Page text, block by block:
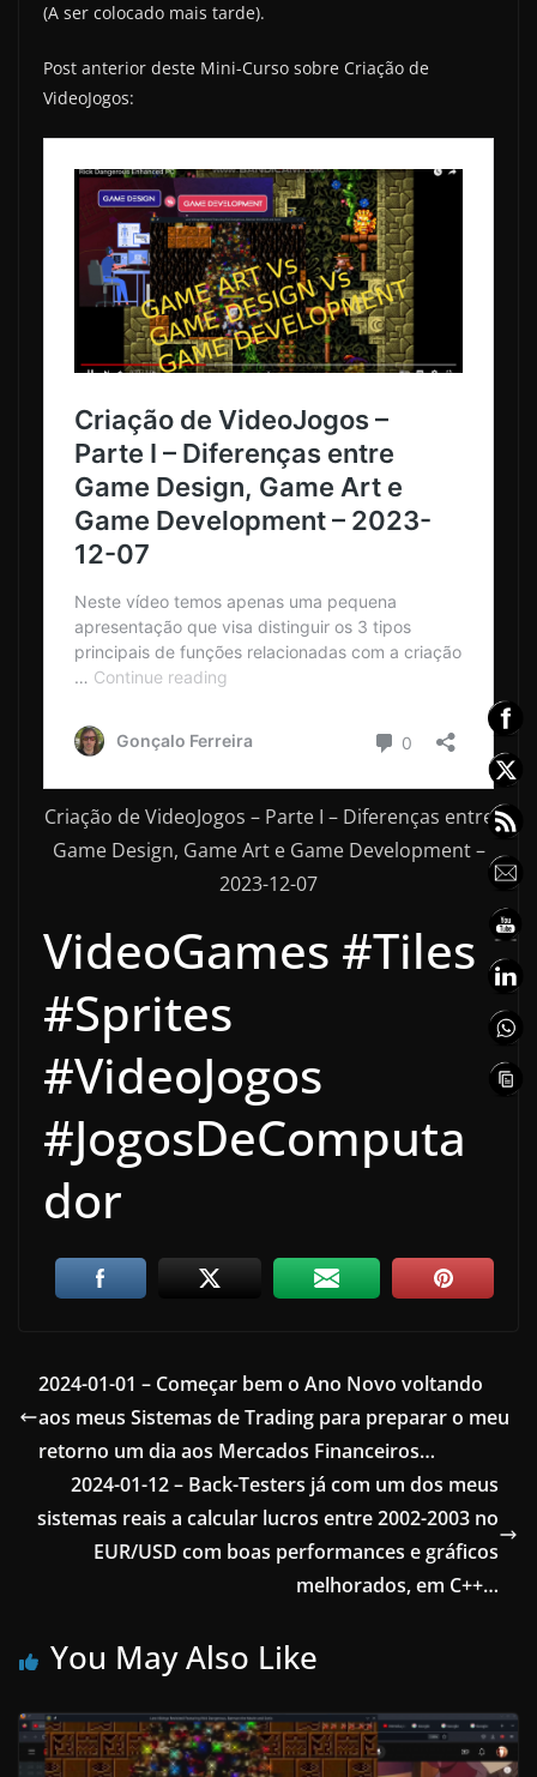
(A ser colocado mais tarde).
Post anterior deste Mini-Curso sobre Criação de
VideoJogos:
Criação de VideoJogos – Parte I – Diferenças entre
Game Design, Game Art e Game Development –
2023-12-07
VideoGames #Tiles
#Sprites
#VideoJogos
#JogosDeComputa
dor
2024-01-01 – Começar bem o Ano Novo voltando
aos meus Sistemas de Trading para preparar o meu
retorno um dia aos Mercados Financeiros…
2024-01-12 – Back-Testers já com um dos meus
sistemas reais a calcular lucros entre 2002-2003 no
EUR/USD com boas performances e gráficos
melhorados, em C++…
You May Also Like